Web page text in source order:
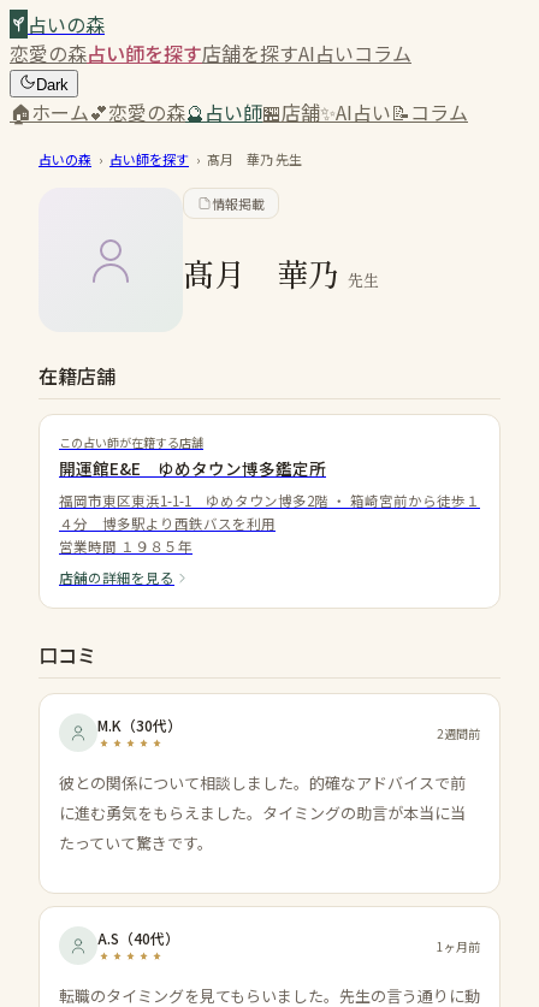
占いの森
恋愛の森占い師を探す店舗を探すAI占いコラム
Dark
🏠ホーム💕恋愛の森🔮占い師🏪店舗✨AI占い📝コラム
占いの森 › 占い師を探す › 髙月 華乃先生
情報掲載
髙月 華乃 先生
在籍店舗
この占い師が在籍する店舗
開運館E&E ゆめタウン博多鑑定所
福岡市東区東浜1-1-1 ゆめタウン博多2階 ・ 箱崎宮前から徒歩１
４分 博多駅より西鉄バスを利用
営業時間 １９８５年
店舗の詳細を見る
口コミ
M.K （30代） 2週間前
彼との関係について相談しました。的確なアドバイスで前
に進む勇気をもらえました。タイミングの助言が本当に当
たっていて驚きです。
A.S （40代） 1ヶ月前
転職のタイミングを見てもらいました。先生の言う通りに動